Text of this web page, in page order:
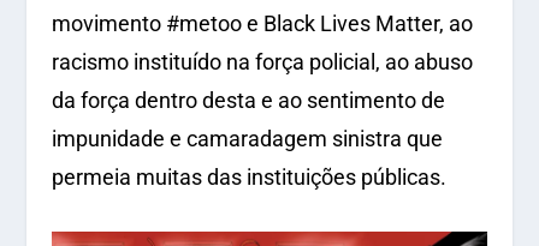
movimento #metoo e Black Lives Matter, ao
racismo instituído na força policial, ao abuso
da força dentro desta e ao sentimento de
impunidade e camaradagem sinistra que
permeia muitas das instituições públicas.